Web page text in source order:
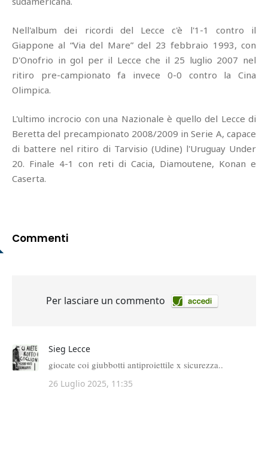
Nell'album dei ricordi del Lecce c'è l'1-1 contro il
Giappone al “Via del Mare” del 23 febbraio 1993, con
D'Onofrio in gol per il Lecce che il 25 luglio 2007 nel
ritiro pre-campionato fa invece 0-0 contro la Cina
Olimpica.
L'ultimo incrocio con una Nazionale è quello del Lecce di
Beretta del precampionato 2008/2009 in Serie A, capace
di battere nel ritiro di Tarvisio (Udine) l'Uruguay Under
20. Finale 4-1 con reti di Cacia, Diamoutene, Konan e
Caserta.
Commenti